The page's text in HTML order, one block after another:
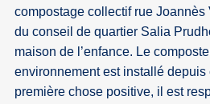
compostage collectif rue
du conseil de quartier Salia
maison de l’enfance. Le
environnement est installé
première chose positive, il est